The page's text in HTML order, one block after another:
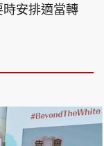
安排適當轉